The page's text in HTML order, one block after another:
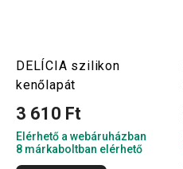
DELÍCIA szilikon
kenőlapát
3 610 Ft
Elérhető a webáruházban
8 márkaboltban elérhető